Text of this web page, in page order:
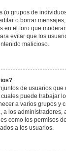
(o grupos de
o borrar
en el foro que
evitar que los
malicioso.
de usuarios
puede trabajar
a varios grupos y
a los administradores,
como los permisos
a los usuarios.